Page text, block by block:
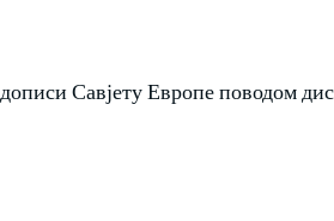
Савјету Европе поводом